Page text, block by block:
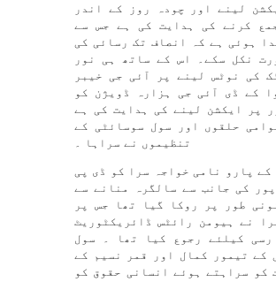
لینے اور چودہ روز کے اندر
کرنے کی ہدایت کی ہے جس سے
ہوئی ہے کہ انصاف تک رسائی کی
نکل سکے۔ اس کے ساتھ ہی نور
کی نوٹس لینے پر آئی جی خیبر
کے ڈی آئی جی ہزارہ ڈویژن کو
پر ایکشن لینے کی ہدایت کی ہے
حلقوں اور سول سوسائٹی کے
تنظیموں نے سراہا ۔
کے پارو نامی خواجہ سرا کو ڈی پی
کی جانب سے سالگرہ منانے سے
طور پر روکا گیا تھا جس پر
نے ہیومن رائٹس ڈائریکٹوریٹ
کیلئے رجوع کیا تھا ۔ سول
کے تیمور کمال اور قمر نسیم کے
کو سراہتے ہوئے انسانی حقوق کو